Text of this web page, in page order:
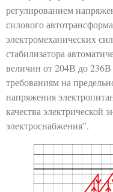
регулированием
силового
электромеханических
стабилизатора
величин от 204В до 236В
требованиям на
напряжения
качества электрической
электроснабжения”.